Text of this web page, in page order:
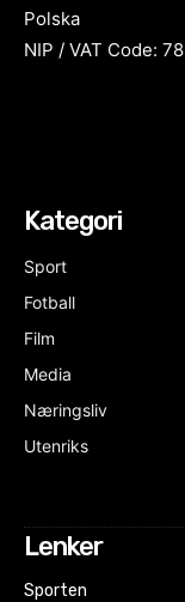
Polska
NIP / VAT Code:
Kategori
Sport
Fotball
Film
Media
Næringsliv
Utenriks
Lenker
Sporten